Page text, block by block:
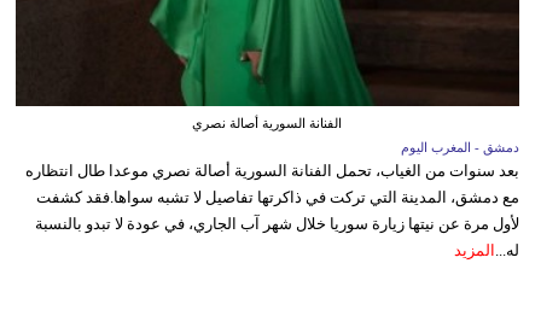
الفنانة السورية أصالة نصري
دمشق - المغرب اليوم
بعد سنوات من الغياب، تحمل الفنانة السورية أصالة نصري موعدا طال انتظاره
مع دمشق، المدينة التي تركت في ذاكرتها تفاصيل لا تشبه سواها.فقد كشفت
لأول مرة عن نيتها زيارة سوريا خلال شهر آب الجاري، في عودة لا تبدو بالنسبة
له... المزيد